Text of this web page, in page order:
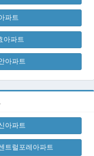
파트
아파트
아파트
아파트
트럴포레아파트